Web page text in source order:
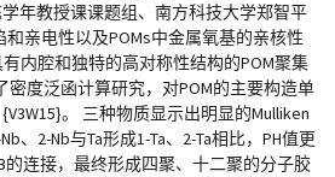
年教授课课题组、南方科技大学郑智平
亲电性以及POMs中金属氧基的亲核性
内腔和独特的高对称性结构的POM聚集
度泛函计算研究，对POM的主要构造单
。 三种物质显示出明显的Mulliken
2-Nb与Ta形成1-Ta、2-Ta相比，PH值更
的连接，最终形成四聚、十二聚的分子胶